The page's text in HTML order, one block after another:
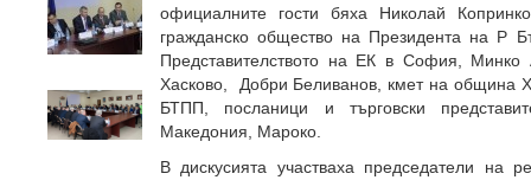
официалните гости бяха Николай
гражданско общество на Президента на Р
Представителството на ЕК в София, Минко
Хасково, Добри Беливанов, кмет на община
БТПП, посланици и търговски
Македония, Мароко.
В дискусията участваха председатели на